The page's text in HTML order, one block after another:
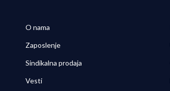
O nama
Zaposlenje
Sindikalna prodaja
Vesti